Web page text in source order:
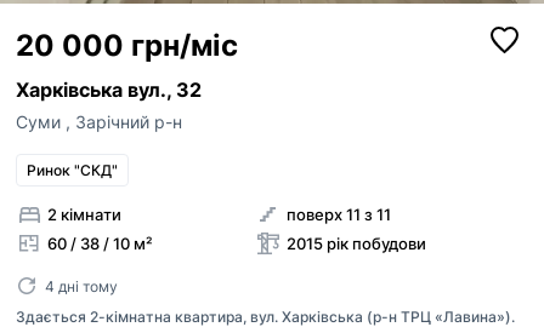
20 000 грн/міс
Харківська вул., 32
Суми , Зарічний р-н
Ринок "СКД"
2 кімнати
60 / 38 / 10 м²
поверх 11 з 11
2015 рік побудови
4 дні тому
Здається 2-кімнатна квартира, вул. Харківська (р-н ТРЦ «Лавина»).